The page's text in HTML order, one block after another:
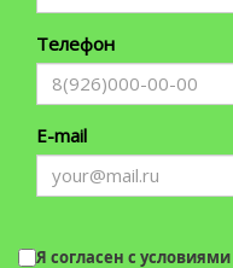
Телефон
E-mail
Я согласен с условиями